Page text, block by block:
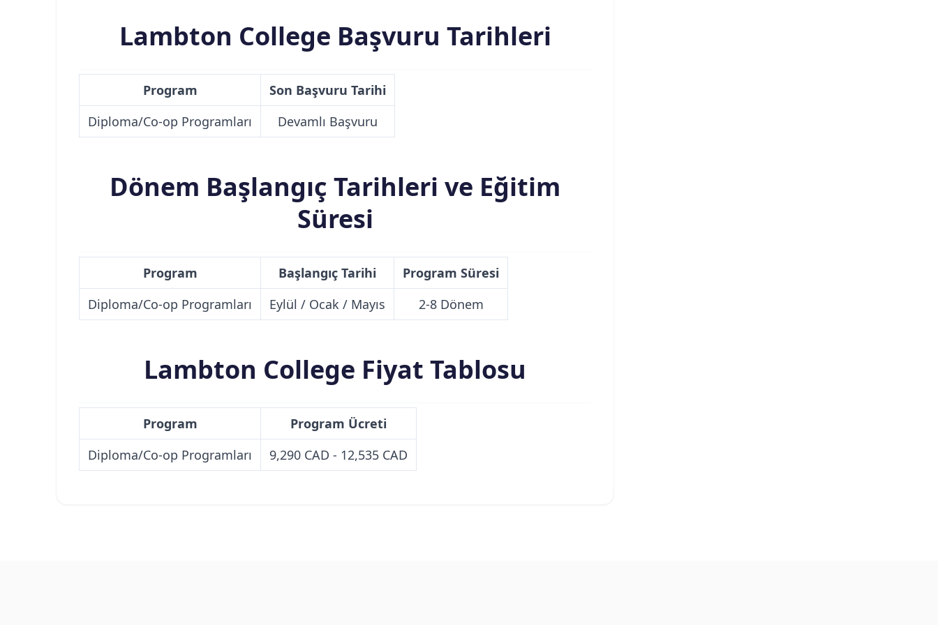
Lambton College Başvuru Tarihleri
Program
Son Başvuru Tarihi
Diploma/Co-op Programları
Devamlı Başvuru
Dönem Başlangıç Tarihleri ve Eğitim
Süresi
Program Başlangıç Tarihi
Program Süresi
Diploma/Co-op Programları
Eylül / Ocak / Mayıs 2-8 Dönem
Lambton College Fiyat Tablosu
Program
Program Ücreti
Diploma/Co-op Programları
9,290 CAD - 12,535 CAD